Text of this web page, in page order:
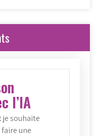
l’IA
je souhaite
une